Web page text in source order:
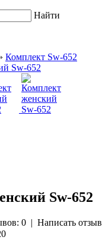
Найти
Комплект Sw-652
Sw-652
0 | Написать отзыв